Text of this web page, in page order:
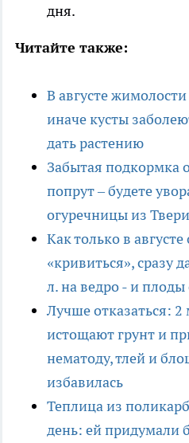
дня.
Читайте также:
В августе
иначе кусты
дать растению
Забытая подкормка
попрут – будете
огуречницы из Твери
Как только в
«кривиться», сразу
л. на ведро - и
Лучше отказаться:
истощают грунт и
нематоду, тлей и
избавилась
Теплица из
день: ей придумали